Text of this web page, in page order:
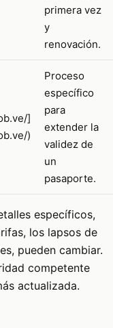
primera vez
y
renovación.
]
)
Proceso
específico
para
extender la
validez de
un
pasaporte.
específicos,
los lapsos de
pueden cambiar.
competente
actualizada.